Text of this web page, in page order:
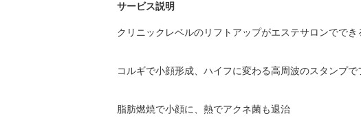
サービス説明
クリニックレベルのリフトアップがエステサロンででき
コルギで小顔形成、ハイフに変わる高周波のスタンプで
脂肪燃焼で小顔に、熱でアクネ菌も退治